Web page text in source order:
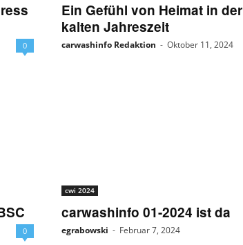
0
Ein Gefühl von Heimat in der
kalten Jahreszeit
carwashinfo Redaktion - Oktober 11, 2024
0
cwi 2024
carwashinfo 01-2024 ist da
egrabowski - Februar 7, 2024